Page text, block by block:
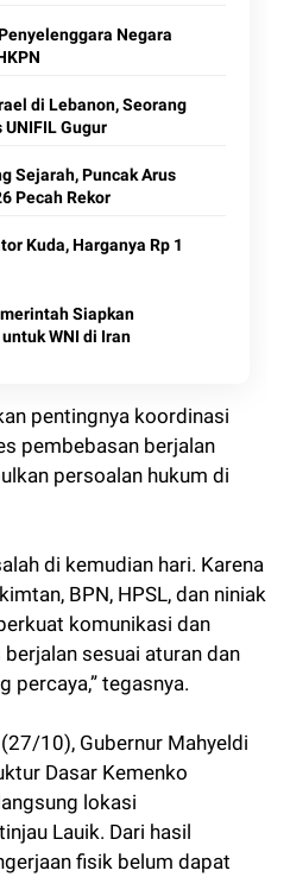
Negara
di Lebanon, Seorang
Gugur
Sejarah, Puncak Arus
Pecah Rekor
Kuda, Harganya Rp 1
Siapkan
WNI di Iran
pentingnya koordinasi
pembebasan berjalan
persoalan hukum di
di kemudian hari. Karena
BPN, HPSL, dan niniak
komunikasi dan
sesuai aturan dan
percaya,” tegasnya.
10), Gubernur Mahyeldi
Dasar Kemenko
lokasi
Lauik. Dari hasil
fisik belum dapat